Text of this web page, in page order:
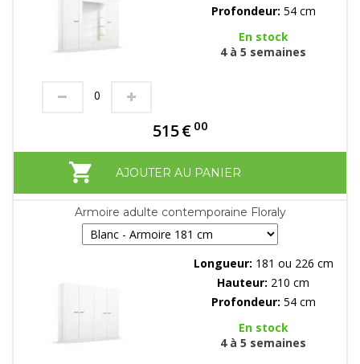
Profondeur: 54 cm
En stock
4 à 5 semaines
515€ 00
AJOUTER AU PANIER
Armoire adulte contemporaine Floraly
Longueur: 181 ou 226 cm
Hauteur: 210 cm
Profondeur: 54 cm
En stock
4 à 5 semaines